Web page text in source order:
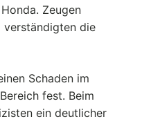
Zeugen
verständigten die
Schaden im
fest. Beim
ein deutlicher